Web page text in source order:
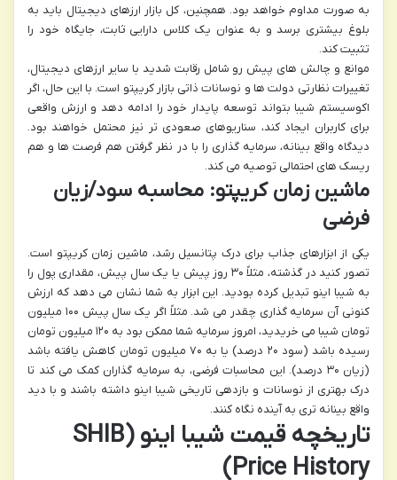
به صورت مداوم خواهد بود. همچنین، کل بازار ارزهای دیجیتال باید به
بلوغ بیشتری برسد و به عنوان یک کلاس دارایی ثابت، جایگاه خود را
تثبیت کند.
موانع و چالش های پیش رو شامل رقابت شدید با سایر ارزهای دیجیتال،
تغییرات نظارتی دولت ها و نوسانات ذاتی بازار کریپتو است. با این حال، اگر
اکوسیستم شیبا بتواند توسعه پایدار خود را ادامه دهد و ارزش واقعی
برای کاربران ایجاد کند، سناریوهای صعودی تر نیز محتمل خواهند بود.
دیدگاه واقع بینانه، سرمایه گذاری را با در نظر گرفتن هم فرصت ها و هم
ریسک های احتمالی توصیه می کند.
ماشین زمان کریپتو: محاسبه سود/زیان
فرضی
یکی از ابزارهای جذاب برای درک پتانسیل رشد، ماشین زمان کریپتو است.
تصور کنید در گذشته، مثلاً ۳۰ روز پیش یا یک سال پیش، مقداری پول را
به شیبا اینو تبدیل کرده بودید. این ابزار به شما نشان می دهد که ارزش
کنونی آن سرمایه گذاری چقدر می شد. مثلاً اگر یک سال پیش ۱۰۰ میلیون
تومان شیبا می خریدید، امروز سرمایه شما ممکن بود به ۱۲۰ میلیون تومان
رسیده باشد (سود ۲۰ درصد) یا به ۷۰ میلیون تومان کاهش یافته باشد
(زیان ۳۰ درصد). این محاسبات فرضی، به سرمایه گذاران کمک می کند تا
درک بهتری از نوسانات و بازدهی تاریخی شیبا اینو داشته باشند و با دید
واقع بینانه تری به آینده نگاه کنند.
تاریخچه قیمت شیبا اینو (SHIB
Price History)